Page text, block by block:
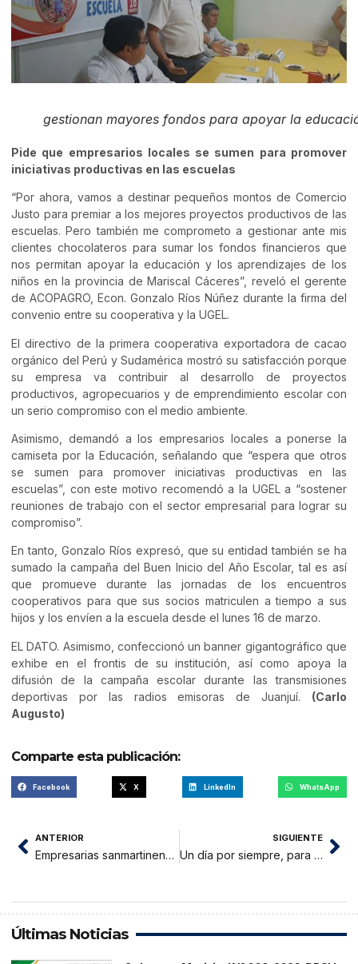
gestionan mayores fondos para apoyar la
Pide que empresarios locales se sumen para promover
iniciativas productivas en las escuelas
“Por ahora, vamos a destinar pequeños montos de Comercio
Justo para premiar a los mejores proyectos productivos de las
escuelas. Pero también me comprometo a gestionar ante mis
clientes chocolateros para sumar los fondos financieros que
nos permitan apoyar la educación y los aprendizajes de los
niños en la provincia de Mariscal Cáceres”, reveló el gerente
de ACOPAGRO, Econ. Gonzalo Ríos Núñez durante la firma del
convenio entre su cooperativa y la UGEL.
El directivo de la primera cooperativa exportadora de cacao
orgánico del Perú y Sudamérica mostró su satisfacción porque
su empresa va contribuir al desarrollo de proyectos
productivos, agropecuarios y de emprendimiento escolar con
un serio compromiso con el medio ambiente.
Asimismo, demandó a los empresarios locales a ponerse la
camiseta por la Educación, señalando que “espera que otros
se sumen para promover iniciativas productivas en las
escuelas”, con este motivo recomendó a la UGEL a “sostener
reuniones de trabajo con el sector empresarial para lograr su
compromiso”.
En tanto, Gonzalo Ríos expresó, que su entidad también se ha
sumado la campaña del Buen Inicio del Año Escolar, tal es así
que promueve durante las jornadas de los encuentros
cooperativos para que sus socios matriculen a tiempo a sus
hijos y los envíen a la escuela desde el lunes 16 de marzo.
EL DATO. Asimismo, confeccionó un banner gigantográfico que
exhibe en el frontis de su institución, así como apoya la
difusión de la campaña escolar durante las transmisiones
deportivas por las radios emisoras de Juanjuí. (Carlo
Augusto)
Comparte esta publicación:
Facebook X LinkedIn WhatsApp
ANTERIOR
Empresarias sanmartinenses serán parte del programa “Ella Exporta”
SIGUIENTE
Un día por siempre, para el “Niño por Nacer”
Últimas Noticias